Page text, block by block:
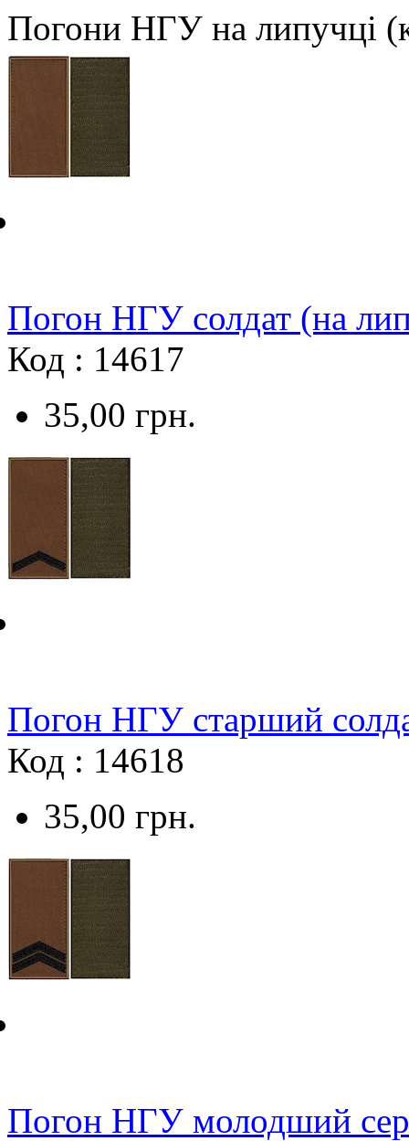
Погони НГУ на липучці
Погон НГУ солдат (на
Код : 14617
35,00 грн.
Погон НГУ старший
Код : 14618
35,00 грн.
Погон НГУ молодший